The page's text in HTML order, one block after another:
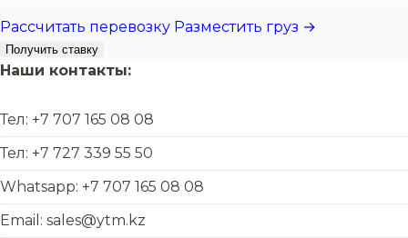
Рассчитать перевозку Разместить груз →
Получить ставку
Наши контакты:
Тел: +7 707 165 08 08
Тел: +7 727 339 55 50
Whatsapp: +7 707 165 08 08
Email: sales@ytm.kz